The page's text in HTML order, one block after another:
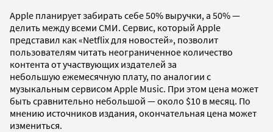
Apple планирует забирать себе 50% выручки, а 50% —
делить между всеми СМИ. Сервис, который Apple
представил как «Netflix для новостей», позволит
пользователям читать неограниченное количество
контента от участвующих издателей за
небольшую ежемесячную плату, по аналогии с
музыкальным сервисом Apple Music. При этом цена может
быть сравнительно небольшой — около $10 в месяц. По
мнению источников издания, окончательная цена может
измениться.